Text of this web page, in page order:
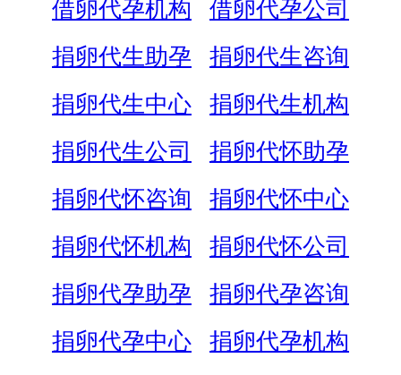
借卵代孕机构
借卵代孕公司
捐卵代生助孕
捐卵代生咨询
捐卵代生中心
捐卵代生机构
捐卵代生公司
捐卵代怀助孕
捐卵代怀咨询
捐卵代怀中心
捐卵代怀机构
捐卵代怀公司
捐卵代孕助孕
捐卵代孕咨询
捐卵代孕中心
捐卵代孕机构